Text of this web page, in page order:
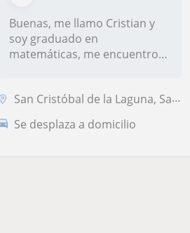
Buenas, me llamo Cristian y
soy graduado en
matemáticas, me encuentro
San Cristóbal de la Laguna, Santa Cruz de Tenerife
Se desplaza a domicilio